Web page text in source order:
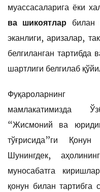
муассасаларига ёки
ва шикоятлар билан
эканлиги, аризалар,
белгиланган тартибда
шартлиги белгилаб
мамлакатимизда
“Жисмоний ва
тўғрисида”ги
Шунингдек,
муносабатга
қонун билан тартибга